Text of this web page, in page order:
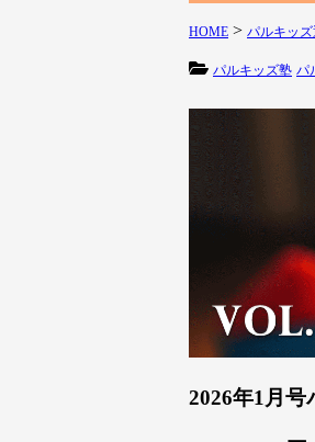
HOME > パルキッ
パルキッズ塾 パ
2026年1月号